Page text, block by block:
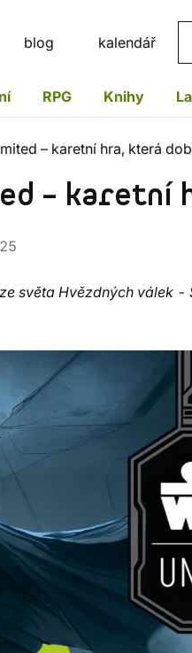
blog kalendář
RPG Knihy
– karetní hra, která
– karetní
světa Hvězdných válek -